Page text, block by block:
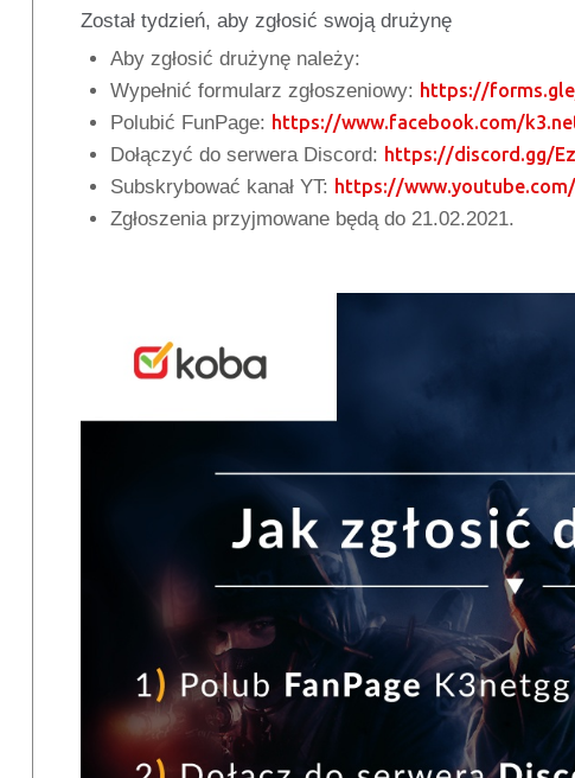
Został tydzień, aby zgłosić swoją drużynę
Aby zgłosić drużynę należy:
Wypełnić formularz zgłoszeniowy: https://
Polubić FunPage: https://www.facebook.com/
Dołączyć do serwera Discord: https://discord.gg/
Subskrybować kanał YT: https://
Zgłoszenia przyjmowane będą do 21.02.2021.